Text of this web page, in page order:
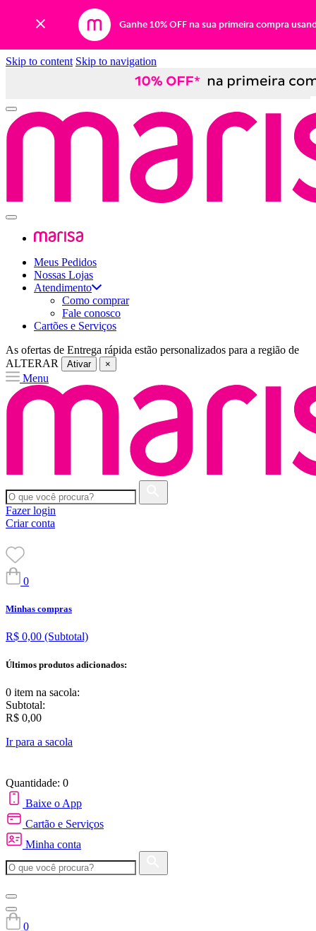
Ganhe 10% OFF na sua primeira compra
Skip to content Skip to navigation
Meus Pedidos
Nossas Lojas
Atendimento
Como comprar
Fale conosco
Cartões e Serviços
As ofertas de Entrega rápida estão personalizados para a região de
ALTERAR
Ativar ×
Menu
Fazer login
Criar conta
0
Minhas compras
R$ 0,00 (Subtotal)
Últimos produtos adicionados:
0 item na sacola:
Subtotal:
R$ 0,00
Ir para a sacola
Quantidade: 0
Baixe o App
Cartão e Serviços
Minha conta
0